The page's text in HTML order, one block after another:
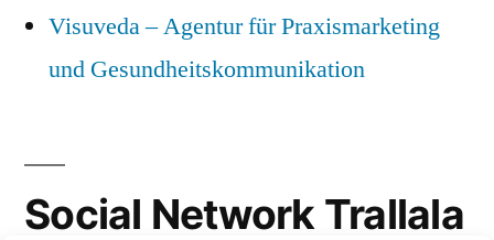
Visuveda – Agentur für Praxismarketing
und Gesundheitskommunikation
Social Network Trallala